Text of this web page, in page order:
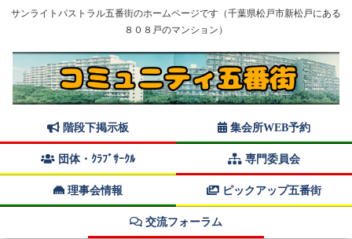
サンライトパストラル五番街のホームページです（千葉県松戸市新松戸にある
８０８戸のマンション）
階段下掲示板 集会所WEB予約
団体・ｸﾗﾌﾞｻｰｸﾙ 専門委員会
理事会情報 ピックアップ五番街
交流フォーラム